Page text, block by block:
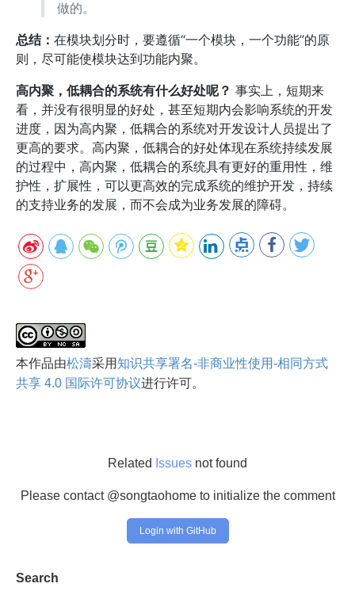
做的。
总结： 在模块划分时，要遵循“一个模块，一个功能”的原
则，尽可能使模块达到功能内聚。
高内聚，低耦合的系统有什么好处呢？ 事实上，短期来
看，并没有很明显的好处，甚至短期内会影响系统的开发
进度，因为高内聚，低耦合的系统对开发设计人员提出了
更高的要求。高内聚，低耦合的好处体现在系统持续发展
的过程中，高内聚，低耦合的系统具有更好的重用性，维
护性，扩展性，可以更高效的完成系统的维护开发，持续
的支持业务的发展，而不会成为业务发展的障碍。
本作品由松濤采用知识共享署名-非商业性使用-相同方式
共享 4.0 国际许可协议进行许可。
Related Issues not found
Please contact @songtaohome to initialize the comment
Login with GitHub
Search